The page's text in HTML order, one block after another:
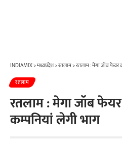
INDIAMIX>मध्यप्रदेश>रतलाम>रतलाम : मेगा जॉब
रतलाम
रतलाम : मेगा जॉब
कम्पनियां लेगी भाग